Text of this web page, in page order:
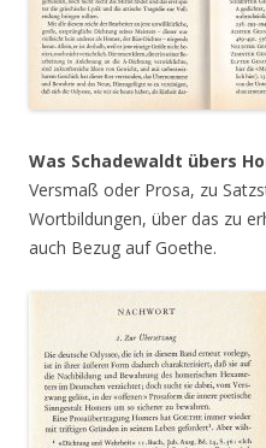
Was Schadewaldt übers
Versmaß oder Prosa, zu
Wortbildungen, über das zu
auch Bezug auf Goethe.